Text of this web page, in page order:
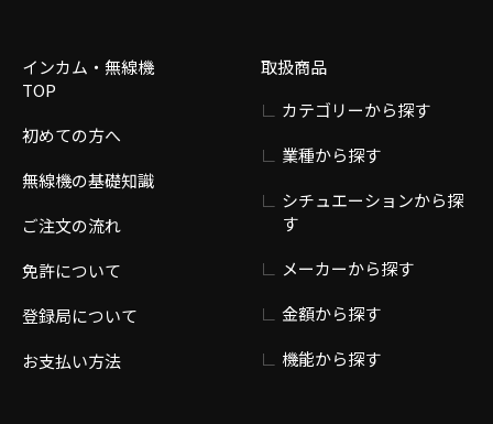
インカム・無線機
TOP
初めての方へ
無線機の基礎知識
ご注文の流れ
免許について
登録局について
お支払い方法
取扱商品
カテゴリーから探す
業種から探す
シチュエーションから探
す
メーカーから探す
金額から探す
機能から探す